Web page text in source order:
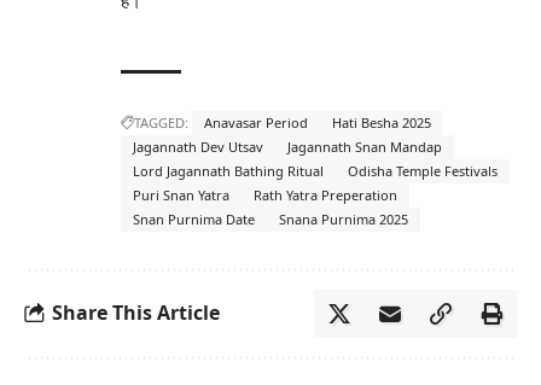
TAGGED: Anavasar Period
Hati Besha 2025
Jagannath Dev Utsav
Jagannath Snan Mandap
Lord Jagannath Bathing Ritual
Odisha Temple Festivals
Puri Snan Yatra
Rath Yatra Preperation
Snan Purnima Date
Snana Purnima 2025
Share This Article